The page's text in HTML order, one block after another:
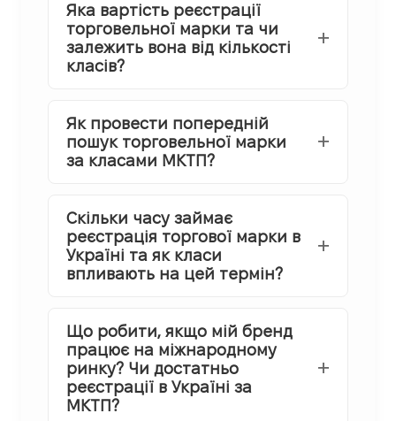
Яка вартість реєстрації
торговельної марки та чи
залежить вона від кількості
класів?
Як провести попередній
пошук торговельної марки
за класами МКТП?
Скільки часу займає
реєстрація торгової марки в
Україні та як класи
впливають на цей термін?
Що робити, якщо мій бренд
працює на міжнародному
ринку? Чи достатньо
реєстрації в Україні за
МКТП?